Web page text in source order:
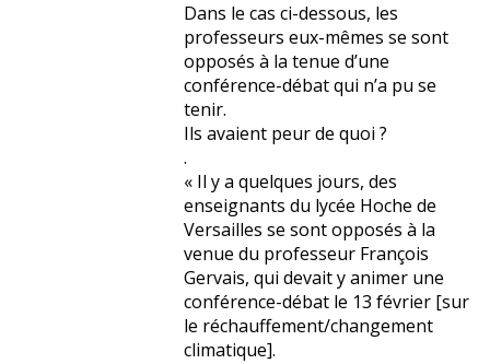
Dans le cas ci-dessous, les
professeurs eux-mêmes se sont
opposés à la tenue d’une
conférence-débat qui n’a pu se
tenir.
Ils avaient peur de quoi ?
.
« Il y a quelques jours, des
enseignants du lycée Hoche de
Versailles se sont opposés à la
venue du professeur François
Gervais, qui devait y animer une
conférence-débat le 13 février [sur
le réchauffement/changement
climatique].